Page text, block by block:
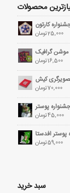
محصولات
25,000تومان
موشن گرافیک
16,500تومان
تصویرگری کیش
70,000تومان
پوستر
45,000تومان
افدستا
59,000تومان
سبد خرید